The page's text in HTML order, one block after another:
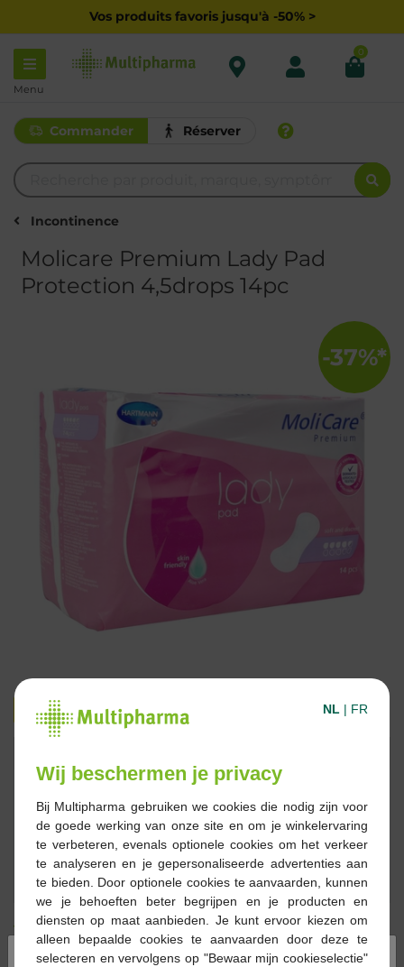
Vos produits favoris jusqu'à -50% >
Menu
0
Commander Réserver
Incontinence
Molicare Premium Lady Pad
Protection 4,5drops 14pc
-37%*
6,49 € 10,38 €
Stock épuisé
Les jours ouvrables commandé avant 12h, livré
le jour ouvrable suivant
Livraison gratuitedans votre pharmacie Multipharma
Livraison à domicilegratuiteà partir de 55 €
NL | FR
Wij beschermen je privacy
Bij Multipharma gebruiken we cookies die nodig zijn voor
de goede werking van onze site en om je winkelervaring
te verbeteren, evenals optionele cookies om het verkeer
te analyseren en je gepersonaliseerde advertenties aan
te bieden. Door optionele cookies te aanvaarden, kunnen
we je behoeften beter begrijpen en je producten en
diensten op maat aanbieden. Je kunt ervoor kiezen om
alleen bepaalde cookies te aanvaarden door deze te
selecteren en vervolgens op "Bewaar mijn cookieselectie"